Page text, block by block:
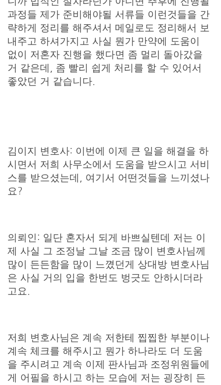
과정들 제가 준비해야될 서류들 이런것들을 간
략하게 정리를 해주셔서 메일로도 정리해서 보
내주고 하셔가지고 사실 뭔가 만약에 도움이
없이 저혼자 진행을 했다면 좀 멀리 돌아갔을
거 같은데, 좀 빨리 쉽게 처리를 할 수 있어서
좋았던 거 같습니다.
김이지 변호사: 이번에 이제 큰 일을 해결을 하
시면서 저희 사무소에서 도움을 받으시고 서비
스를 받으셨는데, 여기서 어떤것들을 느끼셨나
요?
의뢰인: 일단 혼자서 되게 바쁘실텐데 저는 이
제 사실 그 조정날 그날 조금 많이 변호사님께
많이 든든함을 많이 느꼈던게 상대방 변호사님
은 사실 거의 입을 한번도 벙긋도 안하시더라
고요.
저희 변호사님은 계속 저한테 찝찝한 부분이나
계속 체크를 해주시고 뭔가 하나라도 더 도움
을 주시려고 계속 이제 판사님과 조정위원들에
게 어필을 하시고 하는 모습에 저는 굉장히 든